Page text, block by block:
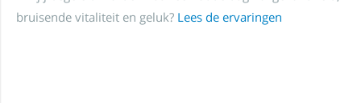
bruisende vitaliteit en geluk? Lees de ervaringen